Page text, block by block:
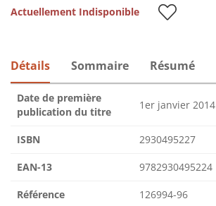
Actuellement Indisponible
Détails Sommaire Résumé
Date de première
publication du titre
1er janvier 2014
ISBN 2930495227
EAN-13 9782930495224
Référence 126994-96